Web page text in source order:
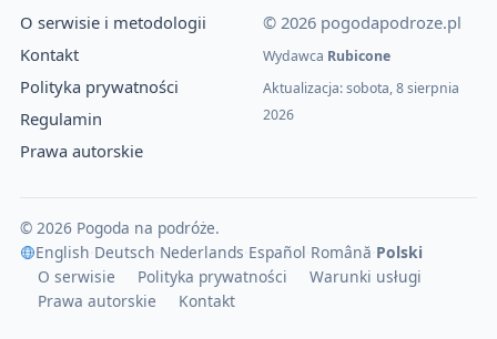
O serwisie i metodologii
Kontakt
Polityka prywatności
Regulamin
Prawa autorskie
© 2026 pogodapodroze.pl
Wydawca Rubicone
Aktualizacja: sobota, 8 sierpnia
2026
© 2026 Pogoda na podróże.
English Deutsch Nederlands Español Română Polski
O serwisie
Polityka prywatności
Warunki usługi
Prawa autorskie
Kontakt